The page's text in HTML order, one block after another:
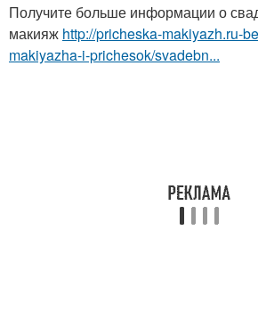
Получите больше информации о
макияж http://pricheska-makiyazh.ru-
makiyazha-i-prichesok/svadebn...